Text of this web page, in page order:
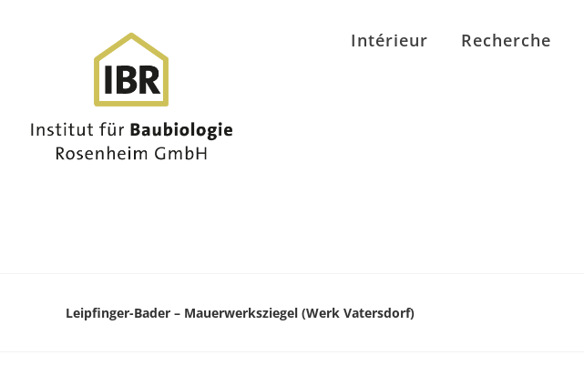
Intérieur Recherche
Leipfinger-Bader – Mauerwerksziegel (Werk Vatersdorf)